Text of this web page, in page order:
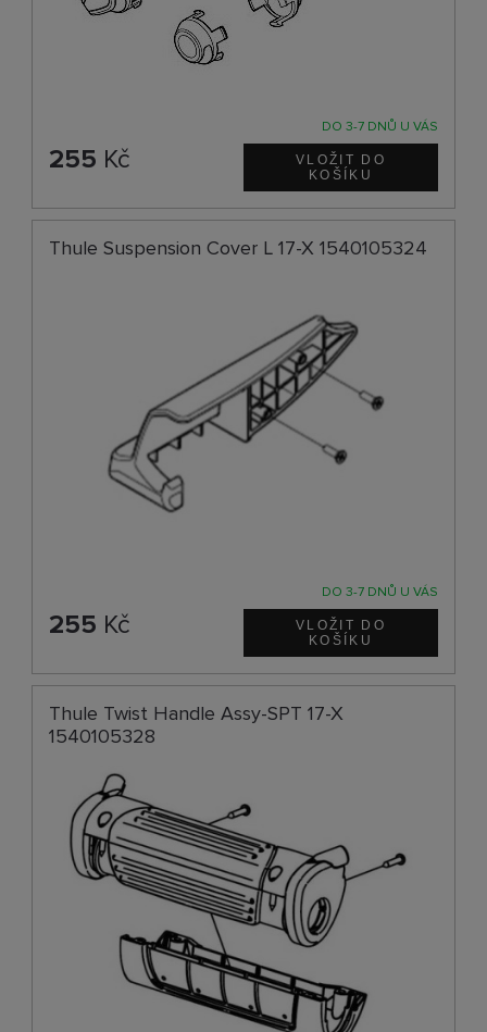
DO 3-7 DNŮ U VÁS
255 Kč
Thule Suspension Cover L 17-X 1540105324
DO 3-7 DNŮ U VÁS
255 Kč
Thule Twist Handle Assy-SPT 17-X
1540105328